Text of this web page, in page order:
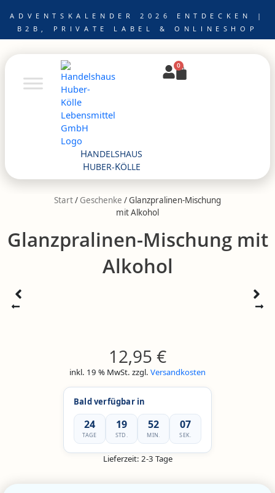
Inhalt
springen
ADVENTSKALENDER 2026 ENTDECKEN |
B2B, PRIVATE LABEL & ONLINESHOP
HANDELSHAUS
HUBER-KÖLLE
0
Warenkorb
Start/ Geschenke / Glanzpralinen-Mischung
mit Alkohol
Glanzpralinen-Mischung mit
Alkohol
12,95 €
inkl. 19 % MwSt. zzgl. Versandkosten
Bald verfügbar in
24
TAGE
19
STD.
52
MIN.
07
SEK.
Lieferzeit: 2-3 Tage